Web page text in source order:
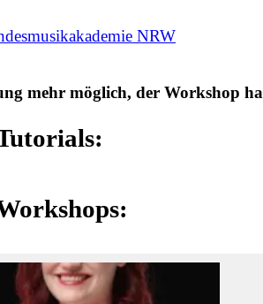
NRW
mehr möglich, der Workshop